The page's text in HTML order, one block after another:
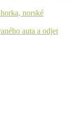
norské
auta a odjet